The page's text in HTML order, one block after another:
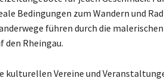
Bedingungen zum Wandern und
führen durch die
den Rheingau.
kulturellen Vereine und